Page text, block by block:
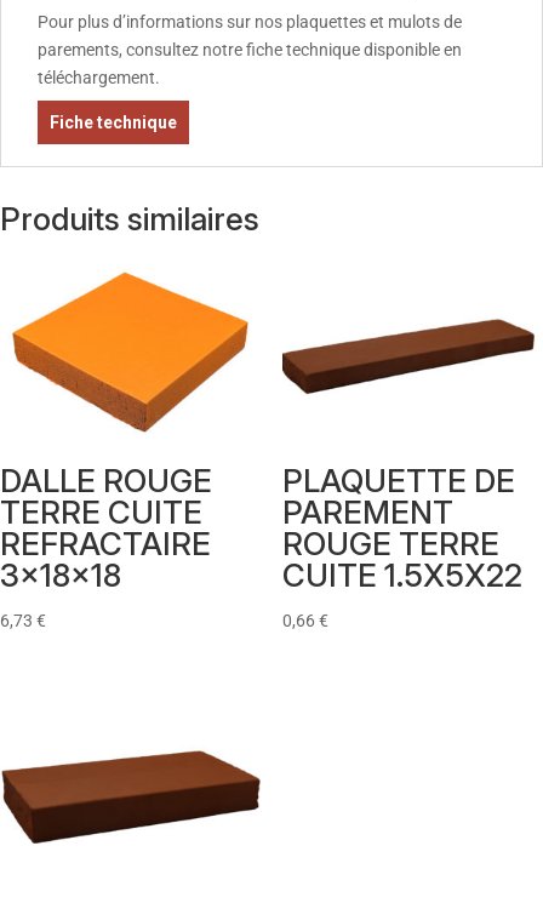
Pour plus d’informations sur nos plaquettes et mulots de
parements, consultez notre fiche technique disponible en
téléchargement.
Fiche technique
Produits similaires
DALLE ROUGE
TERRE CUITE
REFRACTAIRE
3x18x18
6,73 €
PLAQUETTE DE
PAREMENT
ROUGE TERRE
CUITE 1.5X5X22
0,66€